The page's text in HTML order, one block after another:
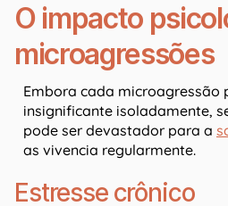
O impacto
microagressões
Embora cada microagressão
insignificante isoladamente,
pode ser devastador para a
as vivencia regularmente.
Estresse crônico